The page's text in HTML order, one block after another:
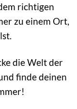
richtigen
zu einem Ort,
die Welt der
finde deinen